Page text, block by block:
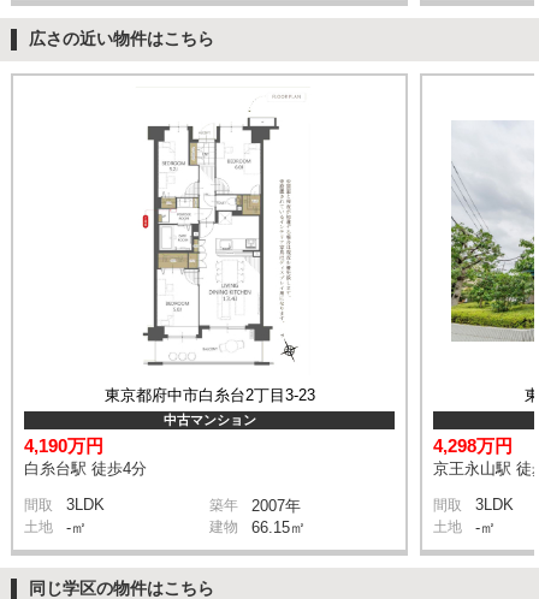
広さの近い物件はこちら
東京都府中市白糸台2丁目3-23
中古マンション
4,190万円
白糸台駅 徒歩4分
間取 3LDK 築年 2007年
土地 -㎡ 建物 66.15㎡
4,298万円
京王永山駅 徒
間取 3LDK
土地 -㎡
同じ学区の物件はこちら